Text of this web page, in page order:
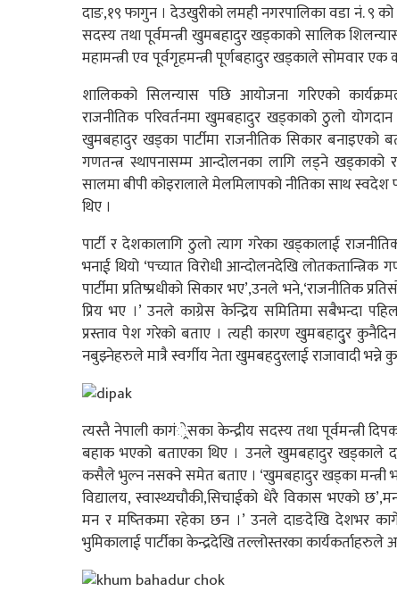
दाङ,१९ फागुन । देउखुरीको लमही नगरपालिका वडा नं. ९ को
सदस्य तथा पूर्वमन्त्री खुमबहादुर खड्काको सालिक
महामन्त्री एव पूर्वगृहमन्त्री पूर्णबहादुर खड्काले सोमवार
शालिकको सिलन्यास पछि आयोजना गरिएको
राजनीतिक परिवर्तनमा खुमबहादुर खड्काको ठुलो
खुमबहादुर खड्का पार्टीमा राजनीतिक सिकार बनाइएको
गणतन्त्र स्थापनासम्म आन्दोलनका लागि लड्ने खड्काको
सालमा बीपी कोइरालाले मेलमिलापको नीतिका साथ
थिए ।
पार्टी र देशकालागि ठुलो त्याग गरेका खड्कालाई
भनाई थियो ‘पच्यात विरोधी आन्दोलनदेखि लोतकतान्त्रिक
पार्टीमा प्रतिष्प्रधीको सिकार भए’,उनले
प्रिय भए ।’ उनले काग्रेस केन्द्रिय समितिमा सबैभन्दा
प्रस्ताव पेश गरेको बताए । त्यही कारण खुमबहादु्र
नबुझ्नेहरुले मात्रै स्वर्गीय नेता खुमबहदुरलाई राजावादी भन्ने
त्यस्तै नेपाली कागं्रेसका केन्द्रीय सदस्य तथा पूर्वमन्त्री
बहाक भएको बताएका थिए । उनले खुमबहादुर खड्काले
कसैले भुल्न नसक्ने समेत बताए । ‘खुमबहादुर खड्का मन्त्री
विद्यालय, स्वास्थ्यचौकी,सिचाईको धेरै विकास भएको
मन र मष्तिकमा रहेका छन ।’ उनले दाङदेखि देशभर
भुमिकालाई पार्टीका केन्द्रदेखि तल्लोस्तरका